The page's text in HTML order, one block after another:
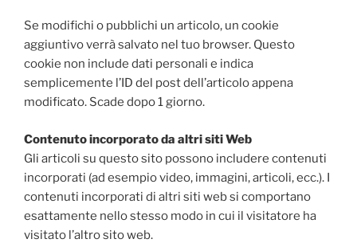
Se modifichi o pubblichi un articolo, un cookie
aggiuntivo verrà salvato nel tuo browser. Questo
cookie non include dati personali e indica
semplicemente l’ID del post dell’articolo appena
modificato. Scade dopo 1 giorno.
Contenuto incorporato da altri siti Web
Gli articoli su questo sito possono includere contenuti
incorporati (ad esempio video, immagini, articoli, ecc.). I
contenuti incorporati di altri siti web si comportano
esattamente nello stesso modo in cui il visitatore ha
visitato l’altro sito web.